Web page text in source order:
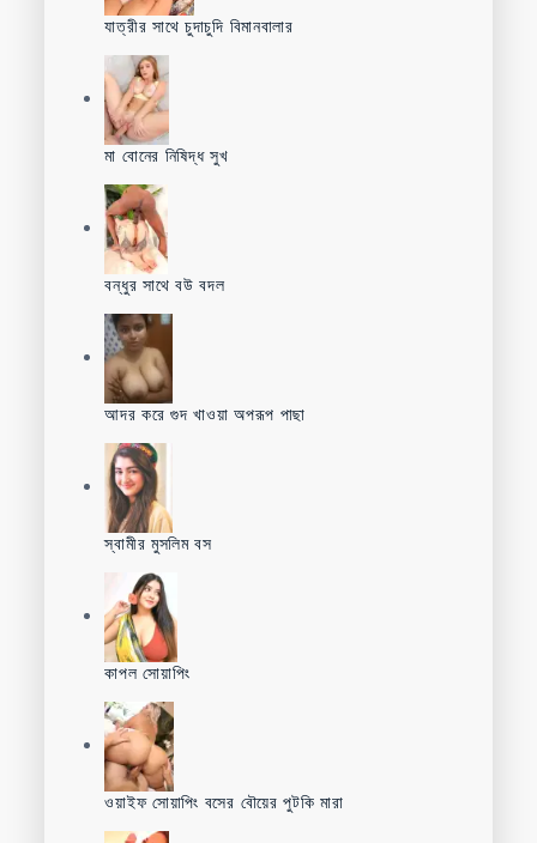
যাত্রীর সাথে চুদাচুদি বিমানবালার
মা বোনের নিষিদ্ধ সুখ
বন্ধুর সাথে বউ বদল
আদর করে গুদ খাওয়া অপরূপ পাছা
স্বামীর মুসলিম বস
কাপল সোয়াপিং
ওয়াইফ সোয়াপিং বসের বৌয়ের পুটকি মারা